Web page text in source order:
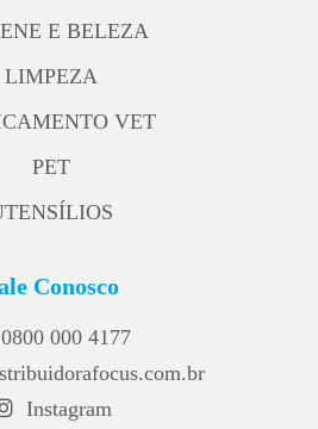
E BELEZA
LIMPEZA
VET
PET
Conosco
0800 000 4177
Instagram